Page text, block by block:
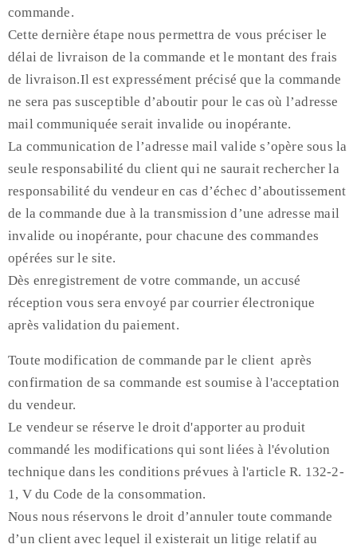
commande.
Cette dernière étape nous permettra de vous préciser le
délai de livraison de la commande et le montant des frais
de livraison.Il est expressément précisé que la commande
ne sera pas susceptible d’aboutir pour le cas où l’adresse
mail communiquée serait invalide ou inopérante.
La communication de l’adresse mail valide s’opère sous la
seule responsabilité du client qui ne saurait rechercher la
responsabilité du vendeur en cas d’échec d’aboutissement
de la commande due à la transmission d’une adresse mail
invalide ou inopérante, pour chacune des commandes
opérées sur le site.
Dès enregistrement de votre commande, un accusé
réception vous sera envoyé par courrier électronique
après validation du paiement.
Toute modification de commande par le client après
confirmation de sa commande est soumise à l'acceptation
du vendeur.
Le vendeur se réserve le droit d'apporter au produit
commandé les modifications qui sont liées à l'évolution
technique dans les conditions prévues à l'article R. 132-2-
1, V du Code de la consommation.
Nous nous réservons le droit d’annuler toute commande
d’un client avec lequel il existerait un litige relatif au